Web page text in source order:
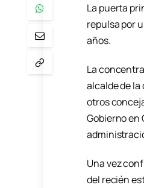
La puerta
repulsa por
años.
La
alcalde de la
otros
Gobierno en
Una vez
del recién